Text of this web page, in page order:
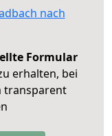
nach
Formular
erhalten, bei
transparent